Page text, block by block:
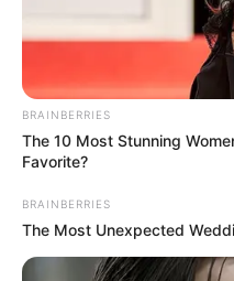
BRAINBERRIES
The 10 Most Stunning
Favorite?
BRAINBERRIES
The Most Unexpected